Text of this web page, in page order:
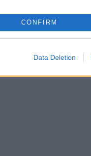
CONFIRM
Data Deletion